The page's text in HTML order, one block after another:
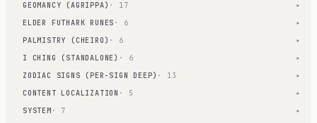
GEOMANCY (AGRIPPA) · 17 ▾
ELDER FUTHARK RUNES · 6 ▾
PALMISTRY (CHEIRO) · 6 ▾
I CHING (STANDALONE) · 6 ▾
ZODIAC SIGNS (PER-SIGN DEEP) · 13 ▾
CONTENT LOCALIZATION · 5 ▾
SYSTEM · 7 ▾